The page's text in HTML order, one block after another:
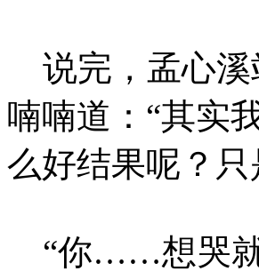
说完，孟心溪
喃喃道：“其实
么好结果呢？
“你……想哭就